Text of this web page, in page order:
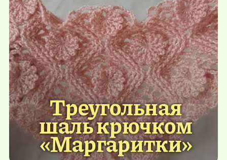
Треугольная
шаль крючком
«Маргаритки»